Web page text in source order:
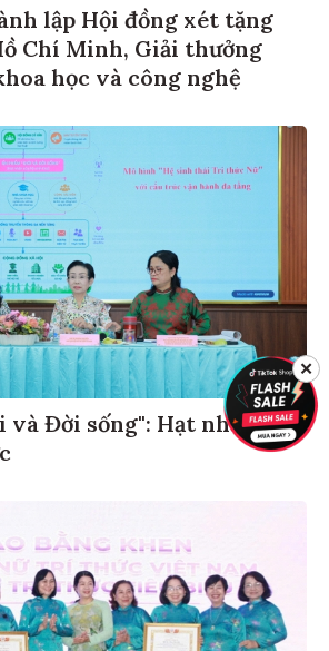
lập Hội đồng xét tặng
Chí Minh, Giải thưởng
học và công nghệ
và Đời sống": Hạt nhân kết
✕